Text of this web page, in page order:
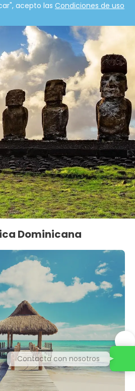
acepto las Condiciones de uso
Dominicana
Contacta con nosotros